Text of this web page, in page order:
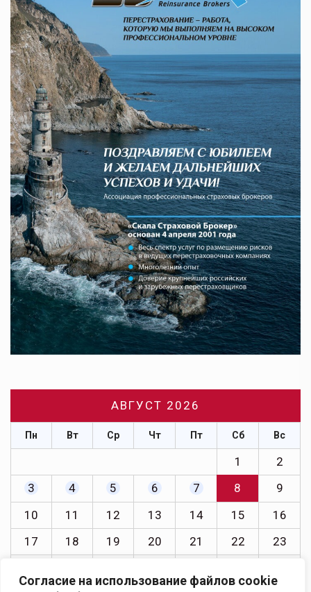
Согласие на использование файлов cookie
АВГУСТ 2026
Пн Вт Ср Чт Пт Сб Вс
1
2
3
4 5 6 7 8
9
10
11 12 13 14 15
16
17
18 19 20 21 22
23